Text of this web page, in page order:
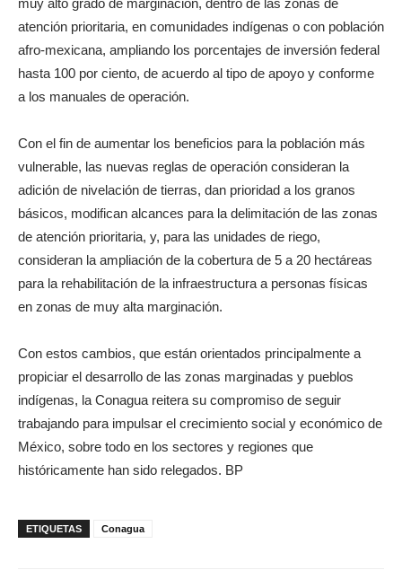
atención prioritaria, en comunidades indígenas o con población
afro-mexicana, ampliando los porcentajes de inversión federal
hasta 100 por ciento, de acuerdo al tipo de apoyo y conforme
a los manuales de operación.
Con el fin de aumentar los beneficios para la población más
vulnerable, las nuevas reglas de operación consideran la
adición de nivelación de tierras, dan prioridad a los granos
básicos, modifican alcances para la delimitación de las zonas
de atención prioritaria, y, para las unidades de riego,
consideran la ampliación de la cobertura de 5 a 20 hectáreas
para la rehabilitación de la infraestructura a personas físicas
en zonas de muy alta marginación.
Con estos cambios, que están orientados principalmente a
propiciar el desarrollo de las zonas marginadas y pueblos
indígenas, la Conagua reitera su compromiso de seguir
trabajando para impulsar el crecimiento social y económico de
México, sobre todo en los sectores y regiones que
históricamente han sido relegados. BP
ETIQUETAS Conagua